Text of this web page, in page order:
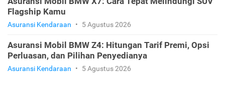
Flagship Kamu
Asuransi Kendaraan • 5 Agustus 2026
Asuransi Mobil BMW Z4: Hitungan Tarif Premi, Opsi
Perluasan, dan Pilihan Penyedianya
Asuransi Kendaraan • 5 Agustus 2026